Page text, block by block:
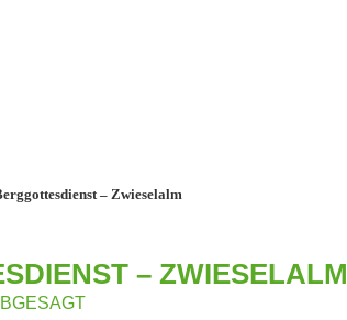
– Zwieselalm
– ZWIESELALM